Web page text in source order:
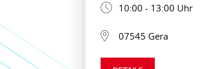
10:00 - 13:00 Uhr
07545 Gera